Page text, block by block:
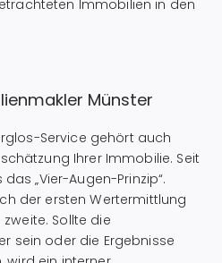
Immobilien in den
Münster
Service gehört auch
Ihrer Immobilie. Seit
„Vier-Augen-Prinzip“.
der ersten Wertermittlung
Sollte die
sein oder die Ergebnisse